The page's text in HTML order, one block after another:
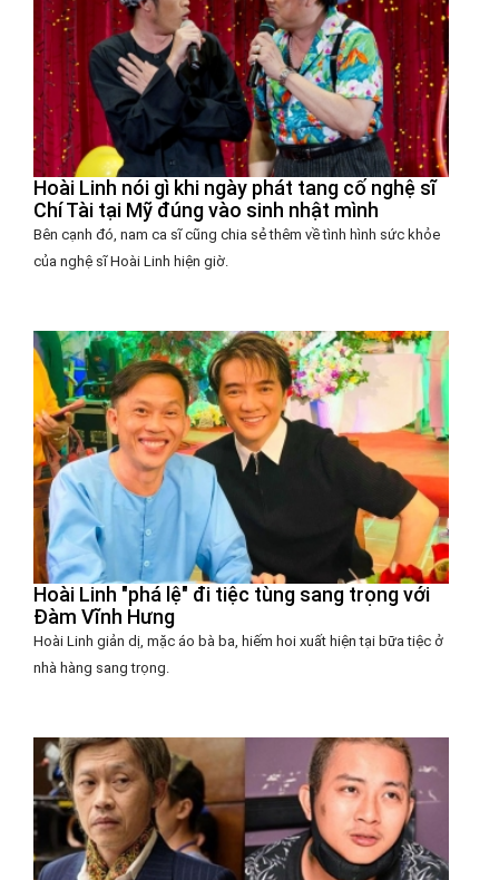
Hoài Linh nói gì khi ngày phát tang cố nghệ sĩ
Chí Tài tại Mỹ đúng vào sinh nhật mình
Bên cạnh đó, nam ca sĩ cũng chia sẻ thêm về tình hình sức khỏe
của nghệ sĩ Hoài Linh hiện giờ.
Hoài Linh "phá lệ" đi tiệc tùng sang trọng với
Đàm Vĩnh Hưng
Hoài Linh giản dị, mặc áo bà ba, hiếm hoi xuất hiện tại bữa tiệc ở
nhà hàng sang trọng.